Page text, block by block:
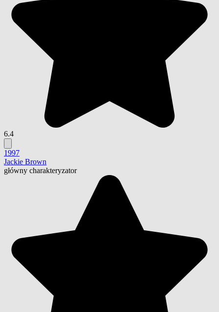
6.4
1997
Jackie Brown
główny charakteryzator